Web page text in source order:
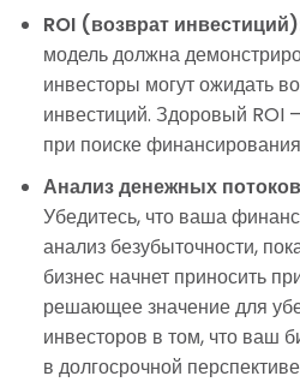
ROI (возврат
модель должна
инвесторы могут ожидать
инвестиций. Здоровый ROI
при поиске
Анализ денежных
Убедитесь, что ваша
анализ безубыточности,
бизнес начнет приносить
решающее значение для
инвесторов в том, что ваш
в долгосрочной